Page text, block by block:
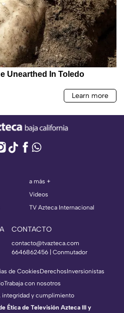
a más +
Videos
TV Azteca Internacional
CONTACTO
contacto@tvazteca.com
6646862456 | Conmutador
de CookiesDerechosInversionistas
Trabaja con nosotros
integridad y cumplimiento
Ética de Televisión Azteca III y